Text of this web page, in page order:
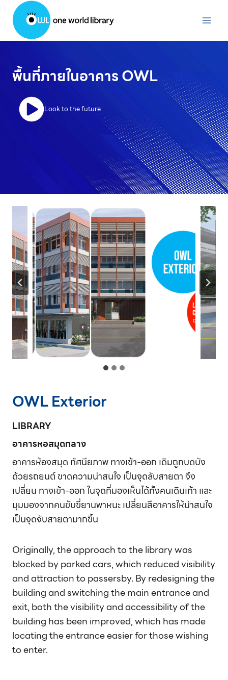
Skip
content
พื้นที่ภายในอาคาร OWL
Look to the future
OWL Exterior
LIBRARY
อาคารหอสมุดกลาง
อาคารห้องสมุด ทัศนียภาพ ทางเข้า-ออก เดิมถูกบดบัง
ด้วยรถยนต์ ขาดความน่าสนใจ เป็นจุดลับสายตา จึง
เปลี่ยน ทางเข้า-ออก ในจุดที่มองเห็นได้ทั้งคนเดินเท้า และ
มุมมองจากคนขับขี่ยานพาหนะ เปลี่ยนสีอาคารให้น่าสนใจ
เป็นจุดจับสายตามากขึ้น
Originally, the approach to the library was
blocked by parked cars, which reduced visibility
and attraction to passersby. By redesigning the
building and switching the main entrance and
exit, both the visibility and accessibility of the
building has been improved, which has made
locating the entrance easier for those wishing
to enter.